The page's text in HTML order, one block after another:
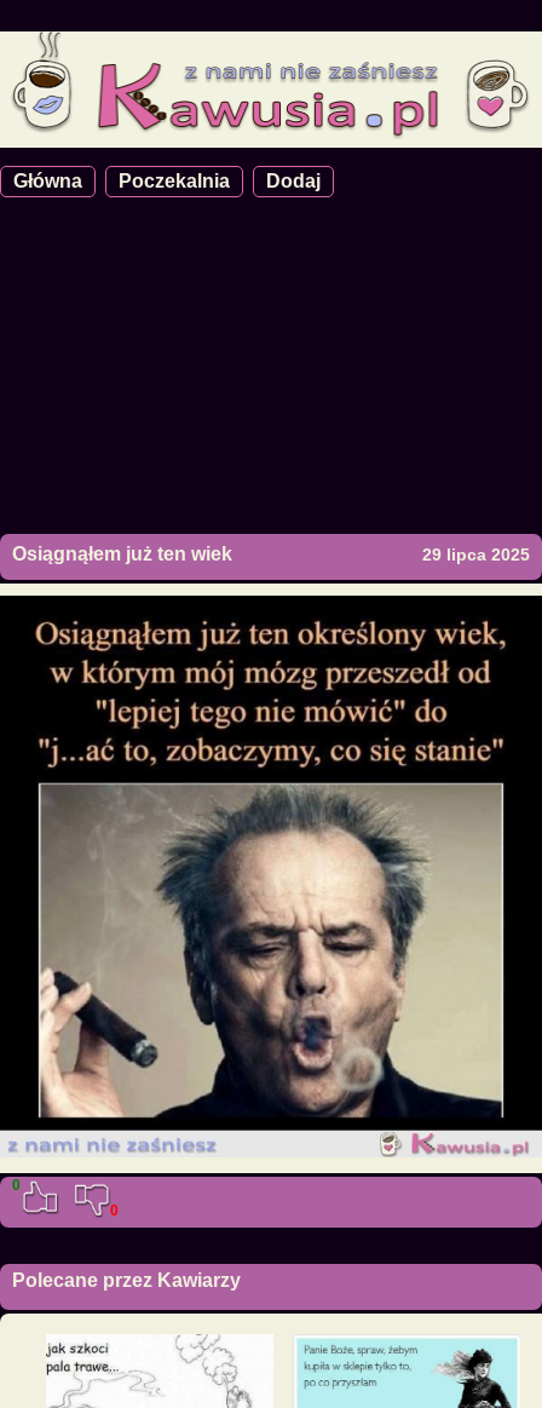
Główna Poczekalnia Dodaj
Osiągnąłem już ten wiek 29 lipca 2025
0
0
Polecane przez Kawiarzy